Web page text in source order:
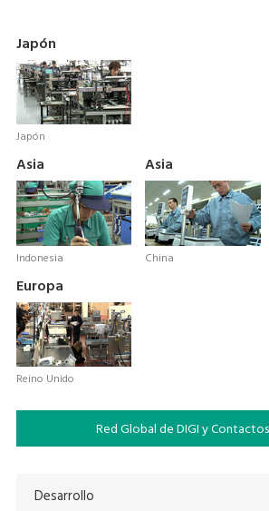
Japón
Japón
Asia
Indonesia
Asia
China
Europa
Reino Unido
Red Global de DIGI y
Desarrollo